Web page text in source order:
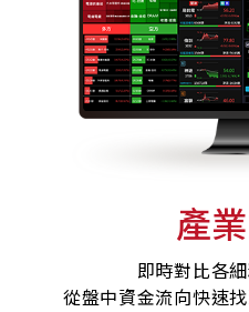
產
即時對比各
從盤中資金流向快速